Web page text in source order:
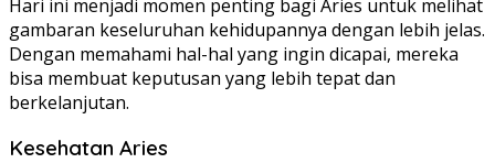
Hari ini menjadi momen penting bagi Aries untuk melihat
gambaran keseluruhan kehidupannya dengan lebih jelas.
Dengan memahami hal-hal yang ingin dicapai, mereka
bisa membuat keputusan yang lebih tepat dan
berkelanjutan.
Kesehatan Aries